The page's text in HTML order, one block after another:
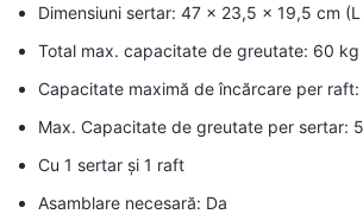
Dimensiuni sertar: 47 x 23,5 x 19,5 cm
Total max. capacitate de greutate: 60 kg
Capacitate maximă de încărcare per
Max. Capacitate de greutate per sertar:
Cu 1 sertar și 1 raft
Asamblare necesară: Da